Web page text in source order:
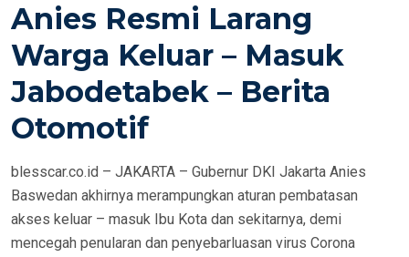
T
D
O
Anies Resmi Larang
Warga Keluar – Masuk
Jabodetabek – Berita
Otomotif
blesscar.co.id – JAKARTA – Gubernur DKI Jakarta Anies
Baswedan akhirnya merampungkan aturan pembatasan
akses keluar – masuk Ibu Kota dan sekitarnya, demi
mencegah penularan dan penyebarluasan virus Corona